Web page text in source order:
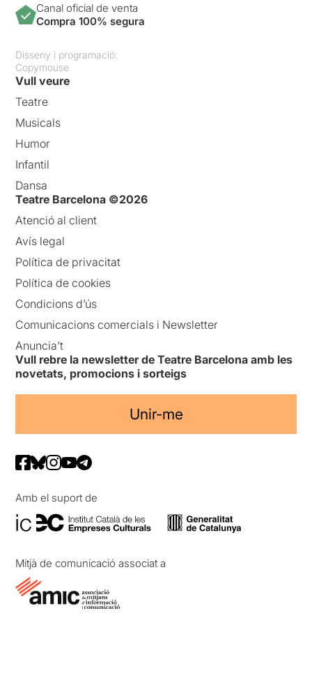
Canal oficial de venta
Compra 100% segura
Disseny i programació:
Copymouse
Vull veure
Teatre
Musicals
Humor
Infantil
Dansa
Teatre Barcelona ©2026
Atenció al client
Avís legal
Política de privacitat
Política de cookies
Condicions d’ús
Comunicacions comercials i Newsletter
Anuncia’t
Vull rebre la newsletter de Teatre Barcelona amb les
novetats, promocions i sorteigs
Unir-me
Amb el suport de
Mitjà de comunicació associat a